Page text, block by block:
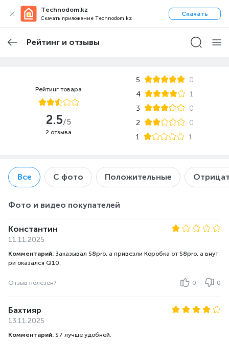
Technodom.kz
Скачать приложение Technodom.kz
Скачать
Рейтинг и отзывы
Все С фото Положительные
Фото и видео покупателей
Константин
11.11.2025
Комментарий: Заказывал S8pro, а привезли Коробка от S8pro, а внут
ри оказался Q10.
Отзыв полезен? 0 0
Бахтияр
13.11.2025
Комментарий: S7 лучше удобней.
Рейтинг товара
2.5/5
2 отзыва
5
0
4
1
3
0
2
0
1
1